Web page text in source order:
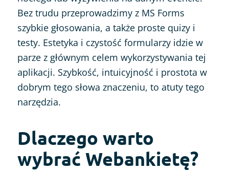
Bez trudu przeprowadzimy z MS Forms
szybkie głosowania, a także proste quizy i
testy. Estetyka i czystość formularzy idzie w
parze z głównym celem wykorzystywania tej
aplikacji. Szybkość, intuicyjność i prostota w
dobrym tego słowa znaczeniu, to atuty tego
narzędzia.
Dlaczego warto
wybrać Webankietę?